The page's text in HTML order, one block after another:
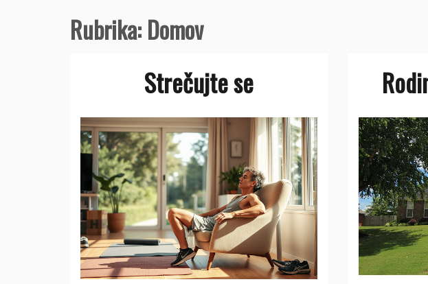
Rubrika:Domov
Strečujte se